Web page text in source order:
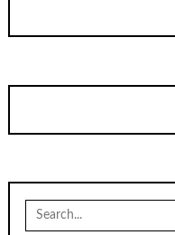
Search
for: